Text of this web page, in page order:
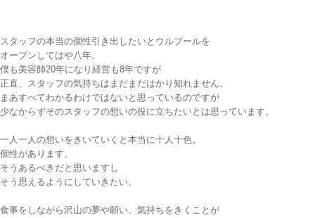
スタッフの本当の個性引き出したいとウルプールを
オープンしてはや八年。
僕も美容師20年になり経営も8年ですが
正直、スタッフの気持ちはまだまだはかり知れません。
まあすべてわかるわけではないと思っているのですが
少なからずそのスタッフの想いの役に立ちたいとは思っています。
一人一人の想いをきいていくと本当に十人十色。
個性があります。
そうあるべきだと思いますし
そう思えるようにしていきたい。
食事をしながら沢山の夢や願い、気持ちをきくことが